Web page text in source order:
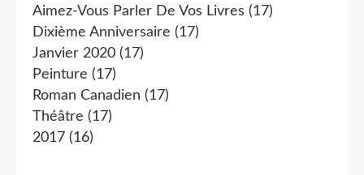
Aimez-Vous Parler De Vos Livres (17)
Dixième Anniversaire (17)
Janvier 2020 (17)
Peinture (17)
Roman Canadien (17)
Théâtre (17)
2017 (16)